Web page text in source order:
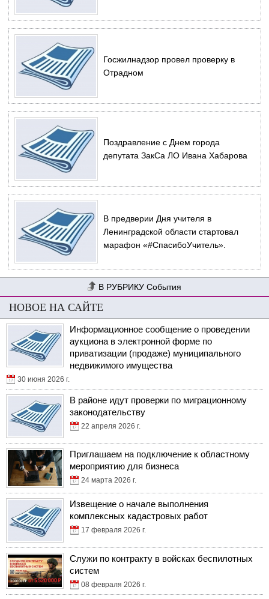
Госжилнадзор провел проверку в
Отрадном
Поздравление с Днем города
депутата ЗакСа ЛО Ивана Хабарова
В предверии Дня учителя в
Ленинградской области стартовал
марафон «#СпасибоУчитель».
События
НОВОЕ НА САЙТЕ
Информационное сообщение о проведении
аукциона в электронной форме по
приватизации (продаже) муниципального
недвижимого имущества
30 июня 2026 г.
В районе идут проверки по миграционному
законодательству
22 апреля 2026 г.
Приглашаем на подключение к областному
мероприятию для бизнеса
24 марта 2026 г.
Извещение о начале выполнения
комплексных кадастровых работ
17 февраля 2026 г.
Служи по контракту в войсках беспилотных
систем
08 февраля 2026 г.